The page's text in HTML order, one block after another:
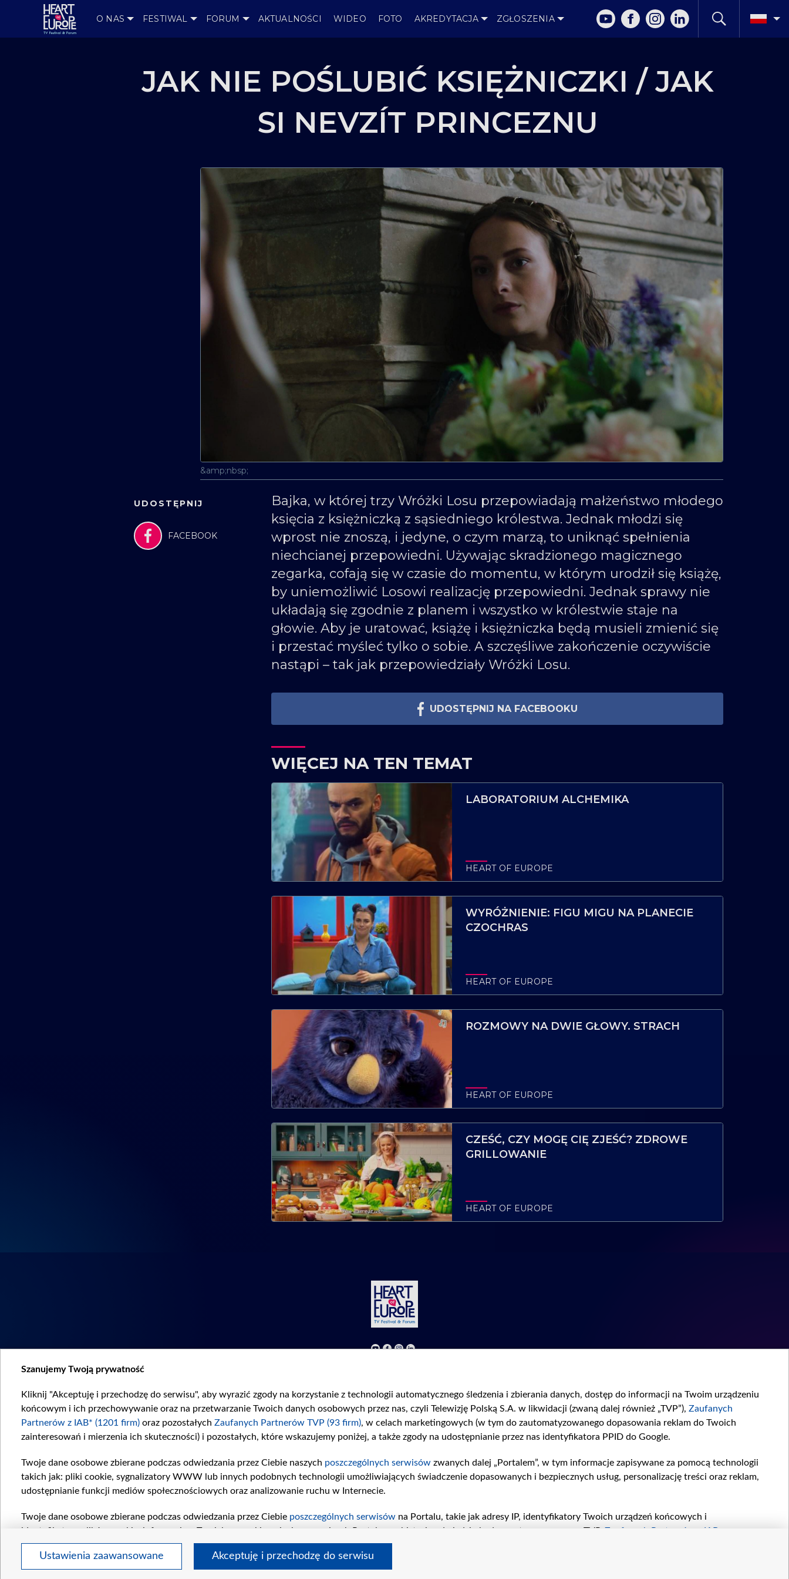
O NAS FESTIWAL FORUM AKTUALNOŚCI WIDEO FOTO AKREDYTACJA ZGŁOSZENIA
JAK NIE POŚLUBIĆ KSIĘŻNICZKI / JAK
SI NEVZÍT PRINCEZNU
&amp;nbsp;
UDOSTĘPNIJ
FACEBOOK
Bajka, w której trzy Wróżki Losu przepowiadają małżeństwo młodego
księcia z księżniczką z sąsiedniego królestwa. Jednak młodzi się
wprost nie znoszą, i jedyne, o czym marzą, to uniknąć spełnienia
niechcianej przepowiedni. Używając skradzionego magicznego
zegarka, cofają się w czasie do momentu, w którym urodził się książę,
by uniemożliwić Losowi realizację przepowiedni. Jednak sprawy nie
układają się zgodnie z planem i wszystko w królestwie staje na
głowie. Aby je uratować, książę i księżniczka będą musieli zmienić się
i przestać myśleć tylko o sobie. A szczęśliwe zakończenie oczywiście
nastąpi – tak jak przepowiedziały Wróżki Losu.
UDOSTĘPNIJ NA FACEBOOKU
WIĘCEJ NA TEN TEMAT
LABORATORIUM ALCHEMIKA
HEART OF EUROPE
WYRÓŻNIENIE: FIGU MIGU NA PLANECIE
CZOCHRAS
HEART OF EUROPE
ROZMOWY NA DWIE GŁOWY. STRACH
HEART OF EUROPE
CZEŚĆ, CZY MOGĘ CIĘ ZJEŚĆ? ZDROWE
GRILLOWANIE
HEART OF EUROPE
Regulamin | Polityka prywatności|Moje zgody
Szanujemy Twoją prywatność
Kliknij "Akceptuję i przechodzę do serwisu", aby wyrazić zgody na korzystanie z technologii automatycznego śledzenia i zbierania danych, dostęp do informacji na Twoim urządzeniu
końcowym i ich przechowywanie oraz na przetwarzanie Twoich danych osobowych przez nas, czyli Telewizję Polską S.A. w likwidacji (zwaną dalej również „TVP”), Zaufanych
Partnerów z IAB* (1201 firm) oraz pozostałych Zaufanych Partnerów TVP (93 firm), w celach marketingowych (w tym do zautomatyzowanego dopasowania reklam do Twoich
zainteresowań i mierzenia ich skuteczności) i pozostałych, które wskazujemy poniżej, a także zgody na udostępnianie przez nas identyfikatora PPID do Google.
Twoje dane osobowe zbierane podczas odwiedzania przez Ciebie naszych poszczególnych serwisów zwanych dalej „Portalem”, w tym informacje zapisywane za pomocą technologii
takich jak: pliki cookie, sygnalizatory WWW lub innych podobnych technologii umożliwiających świadczenie dopasowanych i bezpiecznych usług, personalizację treści oraz reklam,
udostępnianie funkcji mediów społecznościowych oraz analizowanie ruchu w Internecie.
Twoje dane osobowe zbierane podczas odwiedzania przez Ciebie poszczególnych serwisów na Portalu, takie jak adresy IP, identyfikatory Twoich urządzeń końcowych i
identyfikatory plików cookie, informacje o Twoich wyszukiwaniach w serwisach Portalu czy historia odwiedzin będą przetwarzane przez TVP, Zaufanych Partnerów z IAB
pozostałychZaufanych Partnerów TVP
dla realizacji następujących celów i funkcji: przechowywania informacji na urządzeniu lub dostęp do nich, wyboru podstawowych reklam,
wyboru spersonalizowanych reklam, tworzenia profilu spersonalizowanych reklam, tworzenia profilu spersonalizowanych treści, wyboru spersonalizowanych treści, pomiaru
Ustawienia zaawansowane Akceptuję i przechodzę do serwisu